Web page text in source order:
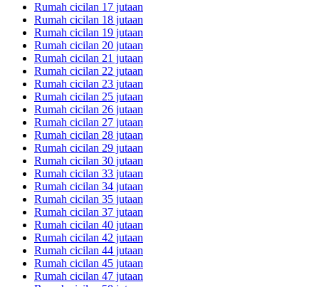
Rumah cicilan 17 jutaan
Rumah cicilan 18 jutaan
Rumah cicilan 19 jutaan
Rumah cicilan 20 jutaan
Rumah cicilan 21 jutaan
Rumah cicilan 22 jutaan
Rumah cicilan 23 jutaan
Rumah cicilan 25 jutaan
Rumah cicilan 26 jutaan
Rumah cicilan 27 jutaan
Rumah cicilan 28 jutaan
Rumah cicilan 29 jutaan
Rumah cicilan 30 jutaan
Rumah cicilan 33 jutaan
Rumah cicilan 34 jutaan
Rumah cicilan 35 jutaan
Rumah cicilan 37 jutaan
Rumah cicilan 40 jutaan
Rumah cicilan 42 jutaan
Rumah cicilan 44 jutaan
Rumah cicilan 45 jutaan
Rumah cicilan 47 jutaan